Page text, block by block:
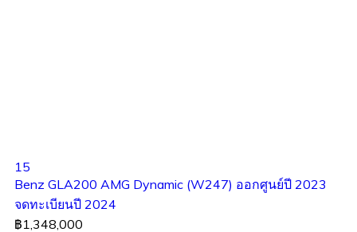
15
Benz GLA200 AMG Dynamic (W247) ออกศูนย์ปี 2023
จดทะเบียนปี 2024
฿1,348,000